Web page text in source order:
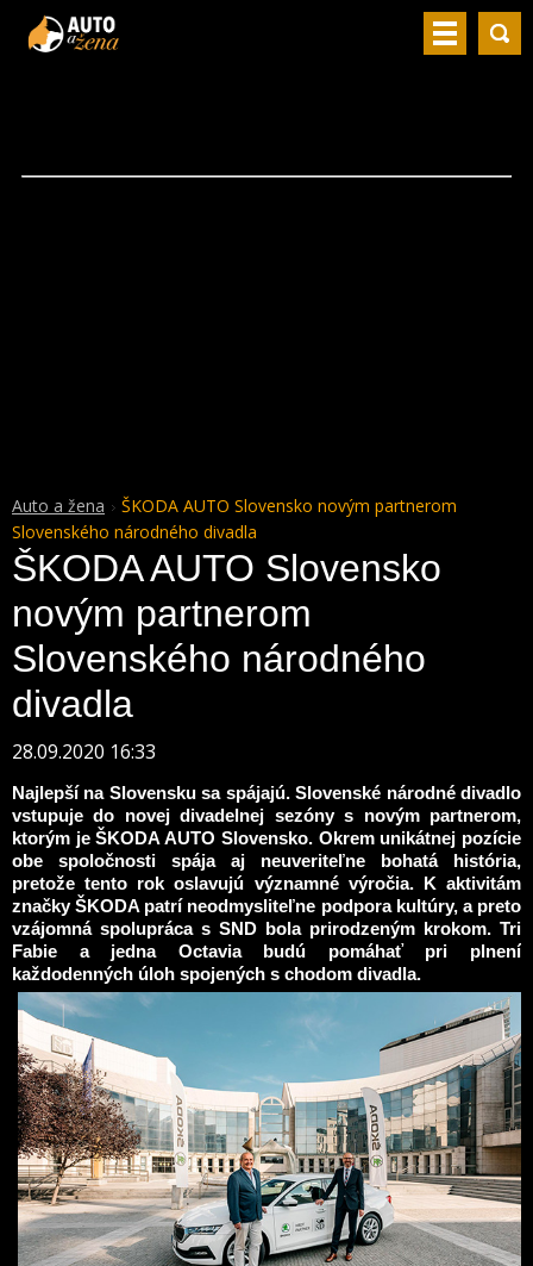
Auto a žena
ŠKODA AUTO Slovensko novým partnerom
Slovenského národného divadla
ŠKODA AUTO Slovensko
novým partnerom
Slovenského národného
divadla
28.09.2020 16:33
Najlepší na Slovensku sa spájajú. Slovenské národné divadlo
vstupuje do novej divadelnej sezóny s novým partnerom,
ktorým je ŠKODA AUTO Slovensko. Okrem unikátnej pozície
obe spoločnosti spája aj neuveriteľne bohatá história,
pretože tento rok oslavujú významné výročia. K aktivitám
značky ŠKODA patrí neodmysliteľne podpora kultúry, a preto
vzájomná spolupráca s SND bola prirodzeným krokom. Tri
Fabie a jedna Octavia budú pomáhať pri plnení
každodenných úloh spojených s chodom divadla.